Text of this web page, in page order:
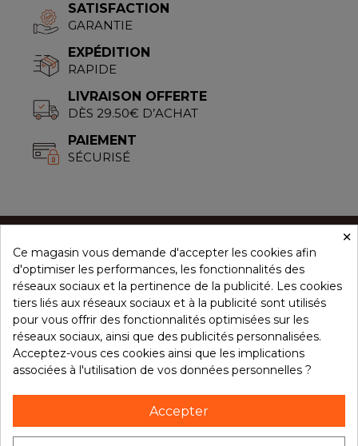
SATISFACTION
GARANTIE
EXPÉDITION
RAPIDE
LIVRAISON OFFERTE
DÈS 29.50€ D’ACHAT
PAIEMENT
SÉCURISÉ
CONCEPT ÉPICES
NOS PRODUITS
VOTRE COMPTE
NOTRE BROCHURE
×
Ce magasin vous demande d'accepter les cookies afin
d'optimiser les performances, les fonctionnalités des
réseaux sociaux et la pertinence de la publicité. Les cookies
tiers liés aux réseaux sociaux et à la publicité sont utilisés
pour vous offrir des fonctionnalités optimisées sur les
réseaux sociaux, ainsi que des publicités personnalisées.
Acceptez-vous ces cookies ainsi que les implications
associées à l'utilisation de vos données personnelles ?
Accepter